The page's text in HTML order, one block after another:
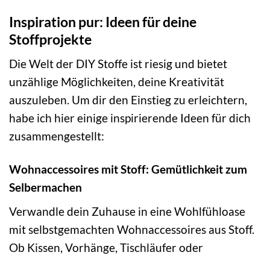
Inspiration pur: Ideen für deine
Stoffprojekte
Die Welt der DIY Stoffe ist riesig und bietet
unzählige Möglichkeiten, deine Kreativität
auszuleben. Um dir den Einstieg zu erleichtern,
habe ich hier einige inspirierende Ideen für dich
zusammengestellt:
Wohnaccessoires mit Stoff: Gemütlichkeit zum
Selbermachen
Verwandle dein Zuhause in eine Wohlfühloase
mit selbstgemachten Wohnaccessoires aus Stoff.
Ob Kissen, Vorhänge, Tischläufer oder